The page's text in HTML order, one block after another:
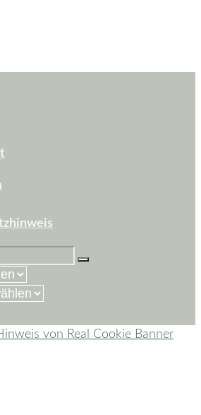
von Real Cookie Banner